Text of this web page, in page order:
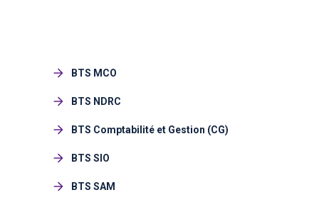
BTS MCO
BTS NDRC
BTS Comptabilité et Gestion (CG)
BTS SIO
BTS SAM